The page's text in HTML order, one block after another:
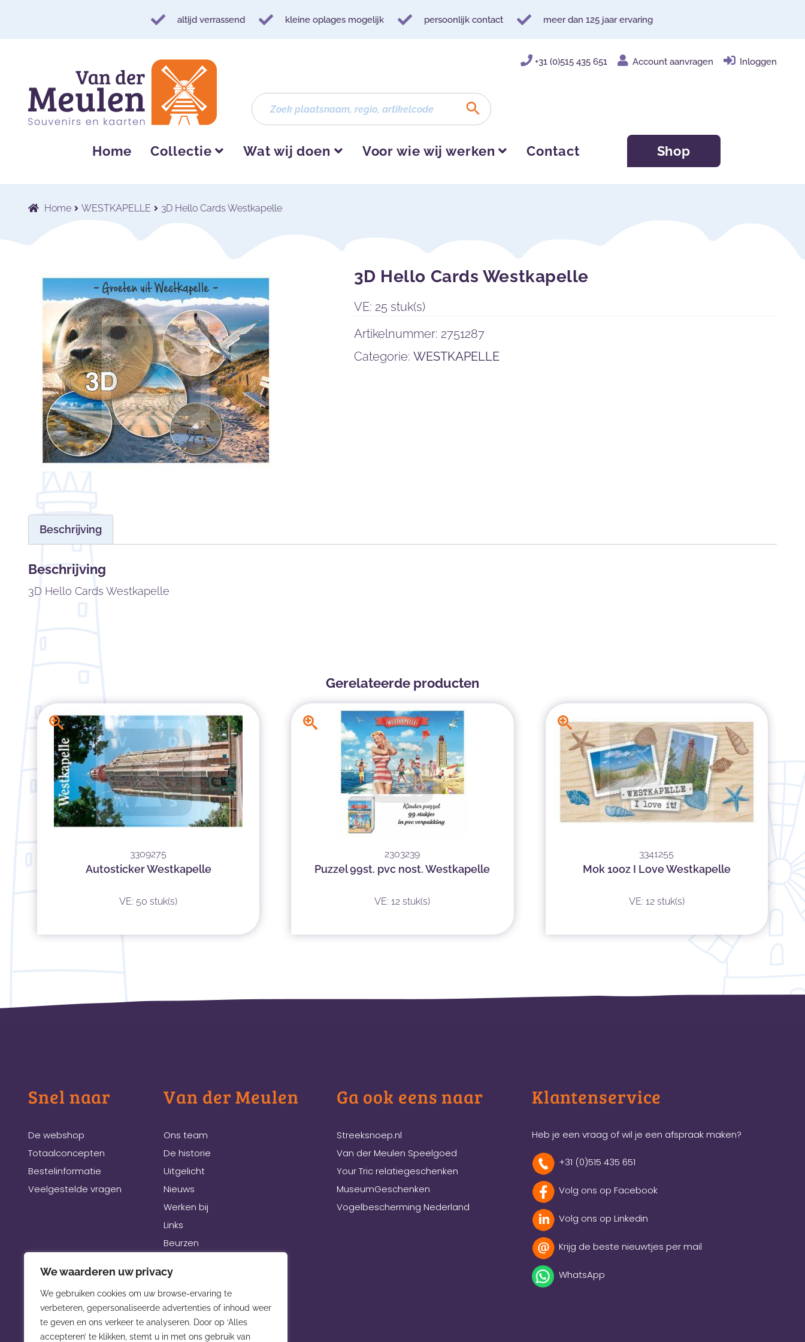
We waarderen uw privacy
We gebruiken cookies om uw browse-ervaring te
verbeteren, gepersonaliseerde advertenties of inhoud weer
te geven en ons verkeer te analyseren. Door op ‘Alles
accepteren’ te klikken, stemt u in met ons gebruik van
altijd verrassend kleine oplages mogelijk persoonlijk contact meer dan 125 jaar ervaring
navigatie
inhoud
+31 (0)515 435 651 Account aanvragen Inloggen
Home Collectie Wat wij doen Voor wie wij werken Contact Shop
Home WESTKAPELLE 3D Hello Cards Westkapelle
3D Hello Cards Westkapelle
VE: 25 stuk(s)
Artikelnummer: 2751287
Categorie: WESTKAPELLE
Beschrijving
Beschrijving
3D Hello Cards Westkapelle
Gerelateerde producten
3309275
Autosticker Westkapelle
VE: 50 stuk(s)
2303239
Puzzel 99st. pvc nost. Westkapelle
VE: 12 stuk(s)
3341255
Mok 10oz I Love Westkapelle
VE: 12 stuk(s)
Snel naar
De webshop
Totaalconcepten
Bestelinformatie
Veelgestelde vragen
Van der Meulen
Ons team
De historie
Uitgelicht
Nieuws
Werken bij
Links
Beurzen
Ga ook eens naar
Streeksnoep.nl
Van der Meulen Speelgoed
Your Tric relatiegeschenken
MuseumGeschenken
Vogelbescherming Nederland
Klantenservice
Heb je een vraag of wil je een afspraak maken?
+31 (0)515 435 651
Volg ons op Facebook
Volg ons op Linkedin
Krijg de beste nieuwtjes per mail
WhatsApp